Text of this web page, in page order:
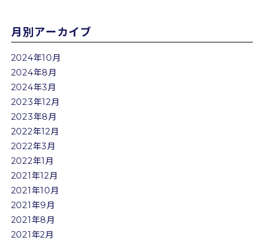
月別アーカイブ
2024年10月
2024年8月
2024年3月
2023年12月
2023年8月
2022年12月
2022年3月
2022年1月
2021年12月
2021年10月
2021年9月
2021年8月
2021年2月